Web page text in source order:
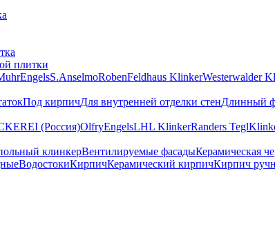
плитки
EngelsS.AnselmoRobenFeldhaus KlinkerWesterwalder
Под кирпичДля внутренней отделки стенДлинный
(Россия)OlfryEngelsLHL KlinkerRanders Tegl
клинкерВентилируемые фасадыКерамическая
ВодостокиКирпичКерамический кирпичКирпич